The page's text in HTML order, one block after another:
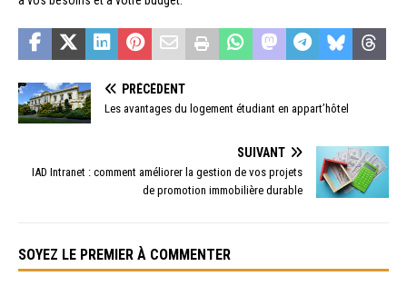
PRÉCÉDENT
Les avantages du logement étudiant en appart’hôtel
SUIVANT
IAD Intranet : comment améliorer la gestion de vos projets
de promotion immobilière durable
SOYEZ LE PREMIER À COMMENTER